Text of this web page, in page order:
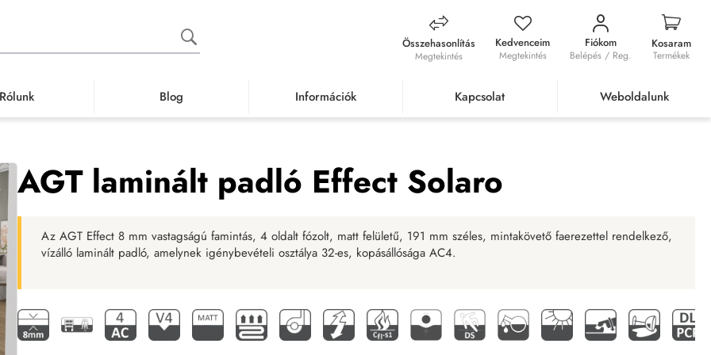
Összehasonlítás
Megtekintés
Kedvenceim
Megtekintés
Fiókom
Belépés / Reg.
Kosaram
Termékek
Rólunk Blog Információk Kapcsolat Weboldalunk
padló Famintás vízálló laminált padló AGT laminált padló Effect Solaro
AGT laminált padló Effect Solaro
Az AGT Effect 8 mm vastagságú famintás, 4 oldalt fózolt, matt felületű, 191 mm széles, mintakövető faerezettel rendelkező,
vízálló laminált padló, amelynek igénybevételi osztálya 32-es, kopásállósága AC4.